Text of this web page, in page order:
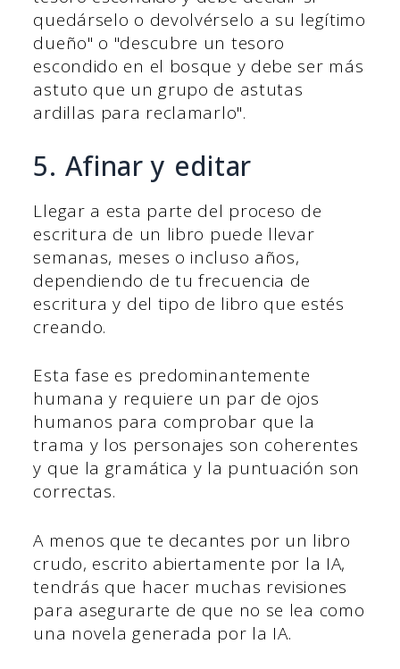
quedárselo o devolvérselo a su legítimo
dueño" o "descubre un tesoro
escondido en el bosque y debe ser más
astuto que un grupo de astutas
ardillas para reclamarlo".
5. Afinar y editar
Llegar a esta parte del proceso de
escritura de un libro puede llevar
semanas, meses o incluso años,
dependiendo de tu frecuencia de
escritura y del tipo de libro que estés
creando.
Esta fase es predominantemente
humana y requiere un par de ojos
humanos para comprobar que la
trama y los personajes son coherentes
y que la gramática y la puntuación son
correctas.
A menos que te decantes por un libro
crudo, escrito abiertamente por la IA,
tendrás que hacer muchas revisiones
para asegurarte de que no se lea como
una novela generada por la IA.